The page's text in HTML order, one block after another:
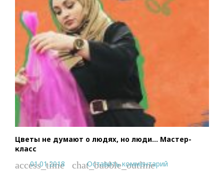
Цветы не думают о людях, но люди… Мастер-
класс
access_time
01.01.2018 chat_bubble_outline
Оставить комментарий